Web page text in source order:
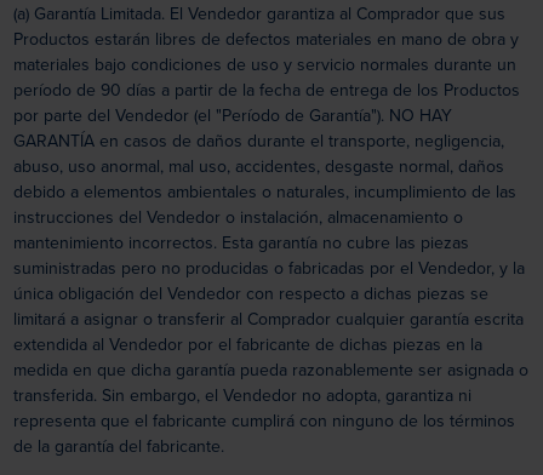
(a) Garantía Limitada. El Vendedor garantiza al Comprador que sus
Productos estarán libres de defectos materiales en mano de obra y
materiales bajo condiciones de uso y servicio normales durante un
período de 90 días a partir de la fecha de entrega de los Productos
por parte del Vendedor (el "Período de Garantía"). NO HAY
GARANTÍA en casos de daños durante el transporte, negligencia,
abuso, uso anormal, mal uso, accidentes, desgaste normal, daños
debido a elementos ambientales o naturales, incumplimiento de las
instrucciones del Vendedor o instalación, almacenamiento o
mantenimiento incorrectos. Esta garantía no cubre las piezas
suministradas pero no producidas o fabricadas por el Vendedor, y la
única obligación del Vendedor con respecto a dichas piezas se
limitará a asignar o transferir al Comprador cualquier garantía escrita
extendida al Vendedor por el fabricante de dichas piezas en la
medida en que dicha garantía pueda razonablemente ser asignada o
transferida. Sin embargo, el Vendedor no adopta, garantiza ni
representa que el fabricante cumplirá con ninguno de los términos
de la garantía del fabricante.